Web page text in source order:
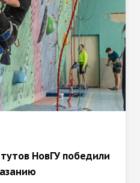
НовГУ победили